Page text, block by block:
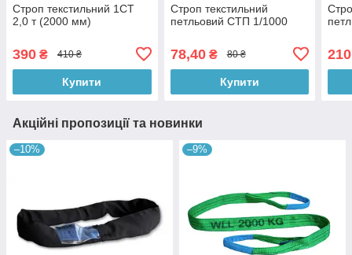
Строп текстильний 1СТ
2,0 т (2000 мм)
390 ₴ 410 ₴
Купити
Строп текстильний
петльовий СТП 1/1000
78,40₴ 80 ₴
Купити
210
Акційні пропозиції та новинки
–10% –9%